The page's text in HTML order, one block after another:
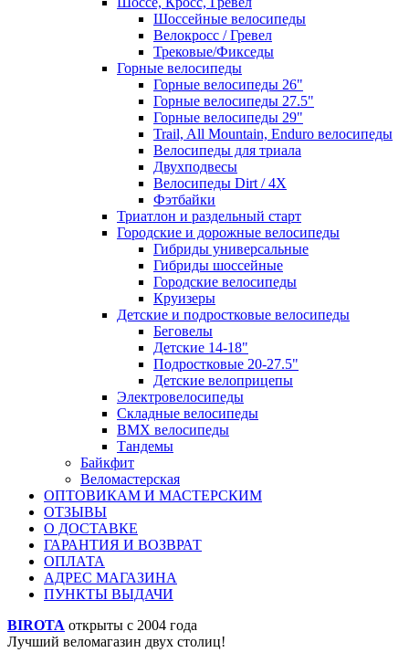
Шоссейные велосипеды
Велокросс / Гревел
Трековые/Фикседы
Горные велосипеды
Горные велосипеды 26"
Горные велосипеды 27.5"
Горные велосипеды 29"
Trail, All Mountain, Enduro велосипеды
Велосипеды для триала
Двухподвесы
Велосипеды Dirt / 4X
Фэтбайки
Триатлон и раздельный старт
Городские и дорожные велосипеды
Гибриды универсальные
Гибриды шоссейные
Городские велосипеды
Круизеры
Детские и подростковые велосипеды
Беговелы
Детские 14-18"
Подростковые 20-27.5"
Детские велоприцепы
Электровелосипеды
Складные велосипеды
BMX велосипеды
Тандемы
Байкфит
Веломастерская
ОПТОВИКАМ И МАСТЕРСКИМ
ОТЗЫВЫ
О ДОСТАВКЕ
ГАРАНТИЯ И ВОЗВРАТ
ОПЛАТА
АДРЕС МАГАЗИНА
ПУНКТЫ ВЫДАЧИ
BIROTA открыты с 2004 года
Лучший веломагазин двух столиц!